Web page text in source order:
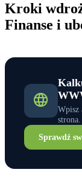
Kroki
Finanse i
Wpisz
Sprawdź